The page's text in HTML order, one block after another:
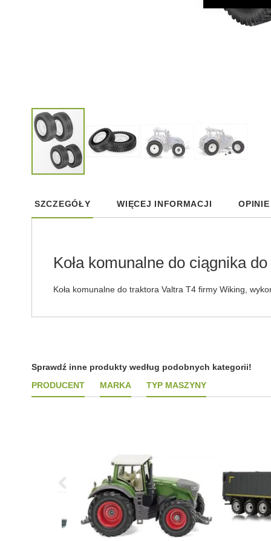
the
beginning
gallery
SZCZEGÓŁY
Koła komunalne do ciągnika
Koła komunalne do traktora Valtra T4 firmy Wiking,
WIĘCEJ INFORMACJI OPINIE
Sprawdź inne produkty według podobnych kategorii!
PRODUCENT
MARKA TYP MASZYNY